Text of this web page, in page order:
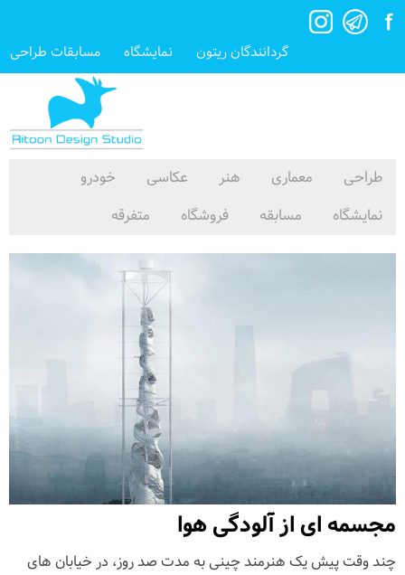
گردانندگان ریتون نمایشگاه مسابقات طراحی
طراحی معماری هنر عکاسی
خودرو
نمایشگاه
مسابقه فروشگاه متفرقه
مجسمه ای از آلودگی هوا
چند وقت پیش یک هنرمند چینی به مدت صد روز، در خیابان های